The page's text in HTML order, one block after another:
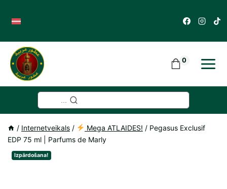
content
0
/ Internetveikals / Mega ATLAIDES! / Pegasus Exclusif
EDP 75 ml | Parfums de Marly
Izpārdošana!